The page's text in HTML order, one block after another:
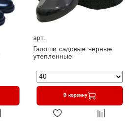
арт.
Галоши садовые черные
утепленные
В корзину